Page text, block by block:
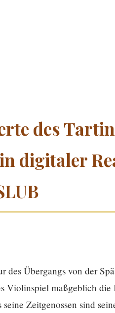
des
digitaler
Übergangs von der
Violinspiel maßgeblich
Zeitgenossen sind